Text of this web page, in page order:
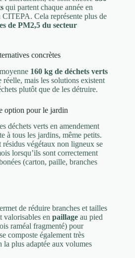
qui partent chaque année en
CITEPA. Cela représente plus de
de PM2,5 du secteur
concrètes
160 kg de déchets verts
réelle, mais les solutions existent
plutôt que de les détruire.
option pour le jardin
déchets verts en amendement
à tous les jardins, même petits.
végétaux non ligneux se
lorsqu’ils sont correctement
(carton, paille, branches
de réduire branches et tailles
valorisables en paillage au pied
raméal fragmenté) pour
composte également très
la plus adaptée aux volumes